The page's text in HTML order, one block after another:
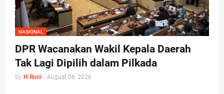
NASIONAL
DPR Wacanakan Wakil Kepala Daerah
Tak Lagi Dipilih dalam Pilkada
by H Roni - August 06, 2026